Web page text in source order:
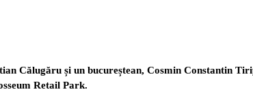
Călugăru și un bucureștean, Cosmin Constantin
Retail Park.